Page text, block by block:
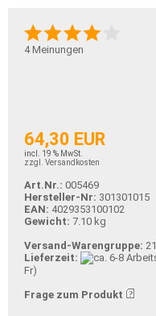
4Meinungen
64,30 EUR
incl. 19 % MwSt.
zzgl. Versandkosten
Art.Nr.: 005469
Hersteller-Nr: 301301015
EAN: 4029353100102
Gewicht: 7.10 kg
Versand-Warengruppe: 21
Lieferzeit:
Fr)
Frage zum Produkt